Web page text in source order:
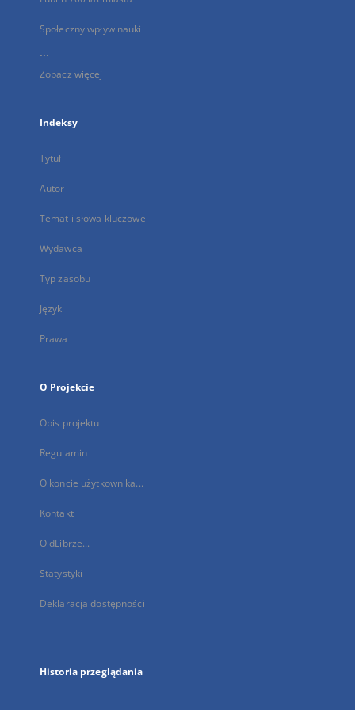
Społeczny wpływ nauki
...
Zobacz więcej
Indeksy
Tytuł
Autor
Temat i słowa kluczowe
Wydawca
Typ zasobu
Język
Prawa
O Projekcie
Opis projektu
Regulamin
O koncie użytkownika...
Kontakt
O dLibrze...
Statystyki
Deklaracja dostępności
Historia przeglądania